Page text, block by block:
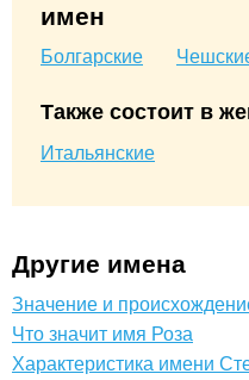
имен
Болгарские
Также состоит в
Итальянские
Другие имена
Значение и
Что значит имя Роза
Характеристика имени